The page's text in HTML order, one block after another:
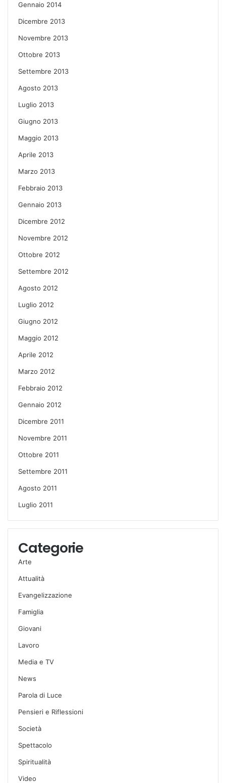
Gennaio 2014
Dicembre 2013
Novembre 2013
Ottobre 2013
Settembre 2013
Agosto 2013
Luglio 2013
Giugno 2013
Maggio 2013
Aprile 2013
Marzo 2013
Febbraio 2013
Gennaio 2013
Dicembre 2012
Novembre 2012
Ottobre 2012
Settembre 2012
Agosto 2012
Luglio 2012
Giugno 2012
Maggio 2012
Aprile 2012
Marzo 2012
Febbraio 2012
Gennaio 2012
Dicembre 2011
Novembre 2011
Ottobre 2011
Settembre 2011
Agosto 2011
Luglio 2011
Categorie
Arte
Attualità
Evangelizzazione
Famiglia
Giovani
Lavoro
Media e TV
News
Parola di Luce
Pensieri e Riflessioni
Società
Spettacolo
Spiritualità
Video